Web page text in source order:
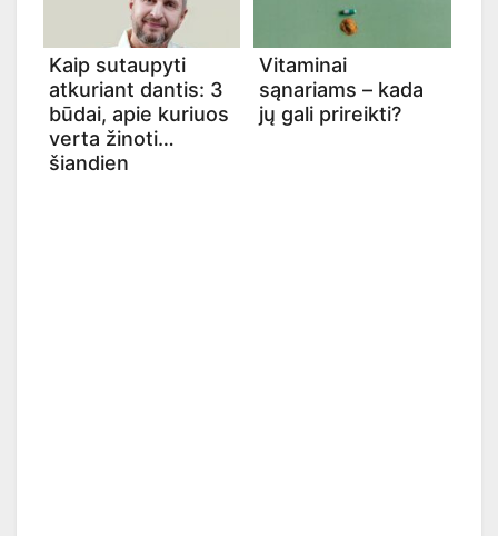
Kaip sutaupyti
atkuriant dantis: 3
būdai, apie kuriuos
verta žinoti
šiandien
Vitaminai
sąnariams – kada
jų gali prireikti?